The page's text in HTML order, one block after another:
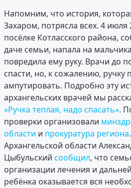
Напомним, что история,
Захаром, потрясла всех. 4 июля
посёлке Котласского района,
даче семьи, напала на
повредила ему руку. Врачи до
спасти, но, к сожалению, ручку
ампутировать. Подробно эту
архангельских врачей мы
«Ручка теплая, надо спасать».
проверки организовали
области и прокуратура региона
Архангельской области
Цыбульский сообщил, что
организации лечения и
ребёнка оказывается вся